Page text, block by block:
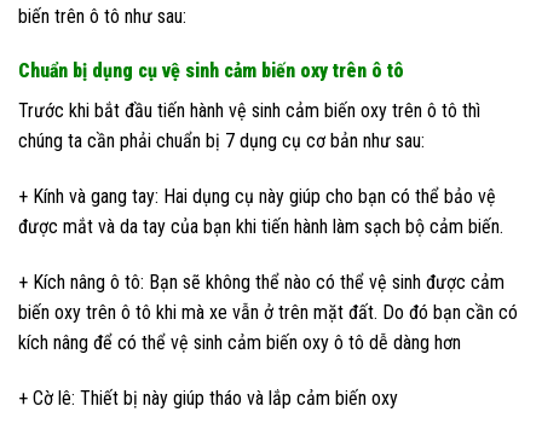
biến trên ô tô như sau:
Chuẩn bị dụng cụ vệ sinh cảm biến oxy trên ô tô
Trước khi bắt đầu tiến hành vệ sinh cảm biến oxy trên ô tô thì
chúng ta cần phải chuẩn bị 7 dụng cụ cơ bản như sau:
+ Kính và gang tay: Hai dụng cụ này giúp cho bạn có thể bảo vệ
được mắt và da tay của bạn khi tiến hành làm sạch bộ cảm biến.
+ Kích nâng ô tô: Bạn sẽ không thể nào có thể vệ sinh được cảm
biến oxy trên ô tô khi mà xe vẫn ở trên mặt đất. Do đó bạn cần có
kích nâng để có thể vệ sinh cảm biến oxy ô tô dễ dàng hơn
+ Cờ lê: Thiết bị này giúp tháo và lắp cảm biến oxy